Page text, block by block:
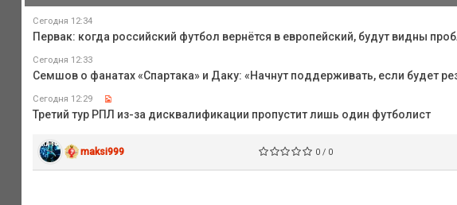
Сегодня 12:34
Первак: когда российский футбол вернётся в европейский, будут видны
Сегодня 12:33
Семшов о фанатах «Спартака» и Даку: «Начнут поддерживать, если будет
Сегодня 12:29
Третий тур РПЛ из-за дисквалификации пропустит лишь один футболист
maksi999 0 / 0